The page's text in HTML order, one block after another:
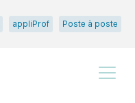
appliProf Poste à poste